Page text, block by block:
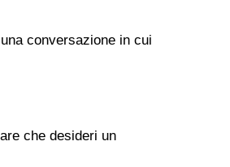
conversazione in cui
che desideri un